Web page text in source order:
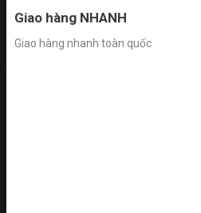
Giao hàng NHANH
Giao hàng nhanh toàn quốc